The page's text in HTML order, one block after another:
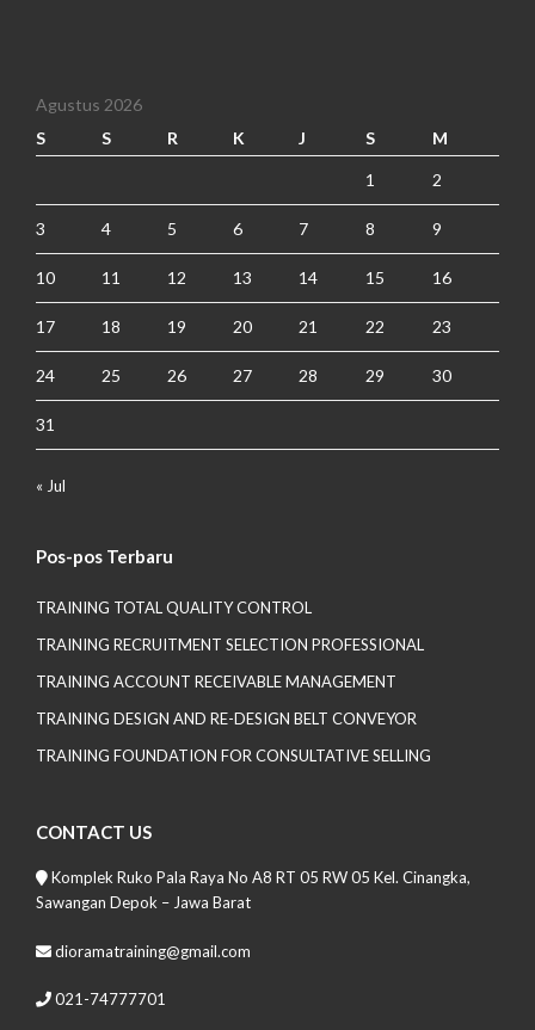
Agustus 2026
S
S R K J S M
1 2
3 4 5 6 7 8 9
10 11 12 13 14 15 16
17 18 19 20 21 22 23
24 25 26 27 28 29 30
31
« Jul
Pos-pos Terbaru
TRAINING TOTAL QUALITY CONTROL
TRAINING RECRUITMENT SELECTION PROFESSIONAL
TRAINING ACCOUNT RECEIVABLE MANAGEMENT
TRAINING DESIGN AND RE-DESIGN BELT CONVEYOR
TRAINING FOUNDATION FOR CONSULTATIVE SELLING
CONTACT US
Komplek Ruko Pala Raya No A8 RT 05 RW 05 Kel. Cinangka,
Sawangan Depok – Jawa Barat
dioramatraining@gmail.com
021-74777701